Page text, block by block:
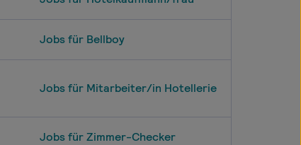
Jobs für Bellboy
Jobs für Mitarbeiter/in Hotellerie
Jobs für Zimmer-Checker